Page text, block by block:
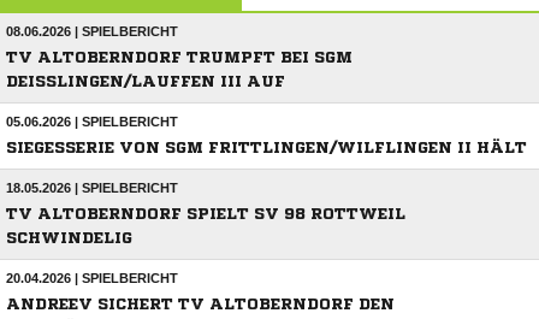
08.06.2026 | SPIELBERICHT
TV ALTOBERNDORF TRUMPFT BEI SGM
DEISSLINGEN/LAUFFEN III AUF
05.06.2026 | SPIELBERICHT
SIEGESSERIE VON SGM FRITTLINGEN/WILFLINGEN II HÄLT
18.05.2026 | SPIELBERICHT
TV ALTOBERNDORF SPIELT SV 98 ROTTWEIL
SCHWINDELIG
20.04.2026 | SPIELBERICHT
ANDREEV SICHERT TV ALTOBERNDORF DEN